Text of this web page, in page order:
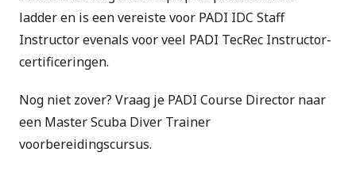
ladder en is een vereiste voor PADI IDC Staff
Instructorevenals voor veel PADI TecRec Instructor-
certificeringen.
Nog niet zover? Vraag je PADI Course Director naar
een Master Scuba Diver Trainer
voorbereidingscursus.